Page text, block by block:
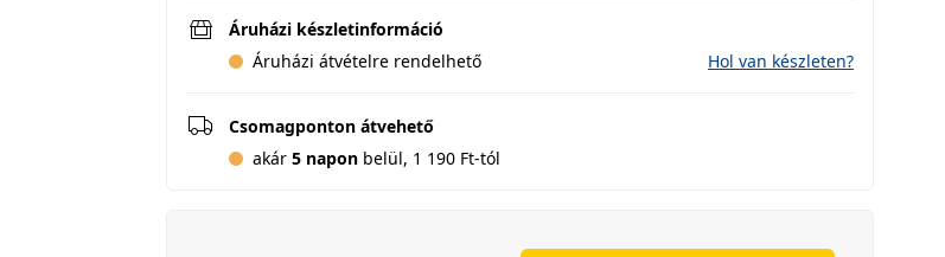
Áruházi készletinformáció
Áruházi átvételre rendelhető
Hol van készleten?
Csomagponton átvehető
akár 5 napon belül, 1 190 Ft-tól